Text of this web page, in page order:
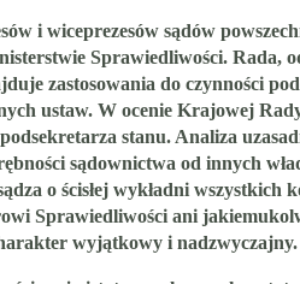
i wiceprezesów sądów
Sprawiedliwości. Rada,
zastosowania do czynności
ustaw. W ocenie Krajowej
stanu. Analiza
sądownictwa od innych
o ścisłej wykładni
Sprawiedliwości ani
wyjątkowy i nadzwyczajny.